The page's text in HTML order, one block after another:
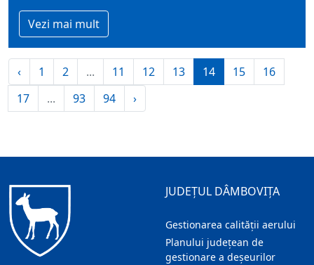
Vezi mai mult
‹ 1 2 ... 11 12 13 14 15
16
17
... 93 94 ›
JUDEȚUL DÂMBOVIȚA
Gestionarea calității aerului
Planului județean de
gestionare a deșeurilor